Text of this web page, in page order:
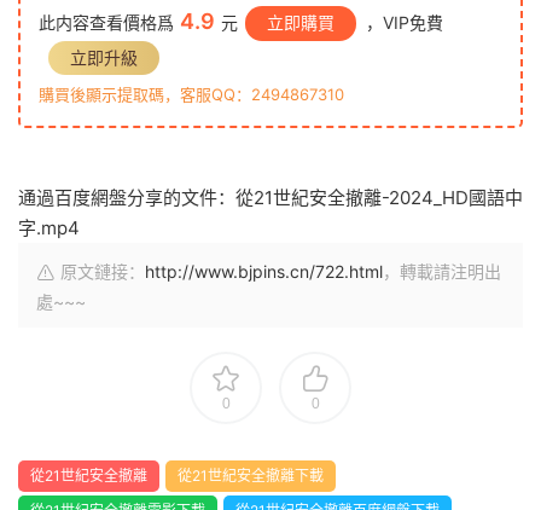
此内容查看價格爲 4.9 元 立即購買
，VIP免費
立即升級
購買後顯示提取碼，客服QQ：2494867310
通過百度網盤分享的文件：從21世紀安全撤離-2024_HD國語中
字.mp4
原文鏈接： http://www.bjpins.cn/722.html，轉載請注明出
處~~~
0 0
從21世紀安全撤離
從21世紀安全撤離下載